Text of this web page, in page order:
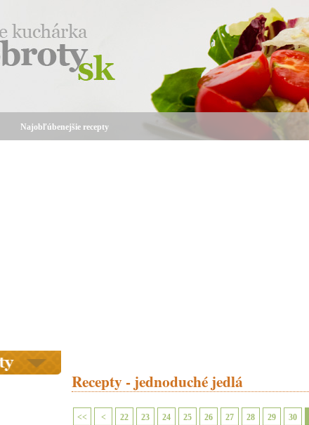
Najobľúbenejšie recepty
Recepty - jednoduché jedlá
<< < 22 23 24 25 26 27 28 29 30